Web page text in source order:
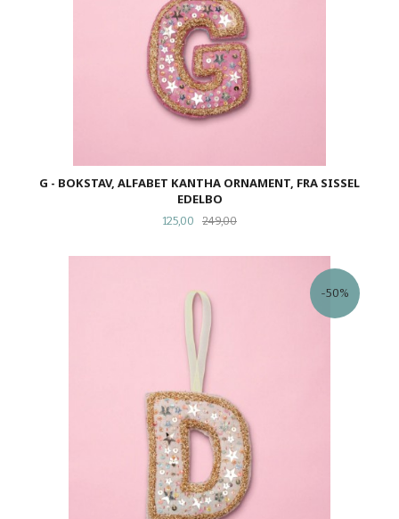
G - BOKSTAV, ALFABET KANTHA ORNAMENT, FRA SISSEL
EDELBO
Tilbud
125,00 249,00Rabatt
-50%